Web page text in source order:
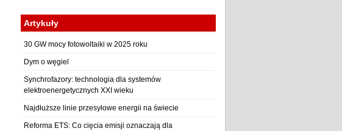
Artykuły
30 GW mocy fotowoltaiki w 2025 roku
Dym o węgiel
Synchrofazory: technologia dla systemów
elektroenergetycznych XXI wieku
Najdłuższe linie przesyłowe energii na świecie
Reforma ETS: Co cięcia emisji oznaczają dla